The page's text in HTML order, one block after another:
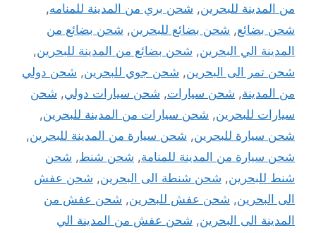
من المدينة للبحرين, شحن بري من المدينة للمنامه,
شحن بضائع, شحن بضائع للبحرين, شحن بضائع من
المدينة الي البحرين, شحن بضائع من المدينة للبحرين,
شحن تمر الى البحرين, شحن جوي للبحرين, شحن دولي
من المدينة, شحن سيارات, شحن سيارات دولي, شحن
سيارات للبحرين, شحن سيارات من المدينة للبحرين,
شحن سيارة للبحرين, شحن سيارة من المدينة للبحرين,
شحن سيارة من المدينة للمنامة, شحن شنط, شحن
شنط للبحرين, شحن شنطة الى البحرين, شحن عفش
الى البحرين, شحن عفش للبحرين, شحن عفش من
المدينة الى البحرين, شحن عفش من المدينة الي